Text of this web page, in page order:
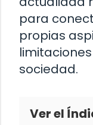
para
propias
sociedad.
Ver el